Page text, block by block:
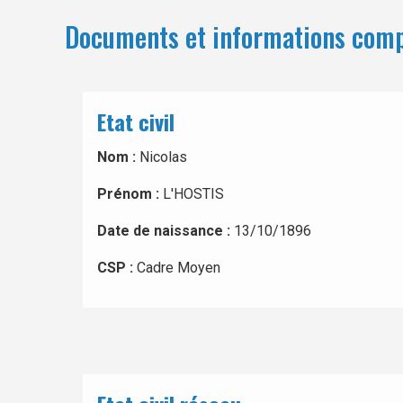
Documents et informations
Etat civil
Nom : Nicolas
Prénom : L'HOSTIS
Date de naissance : 13/10/1896
CSP : Cadre Moyen